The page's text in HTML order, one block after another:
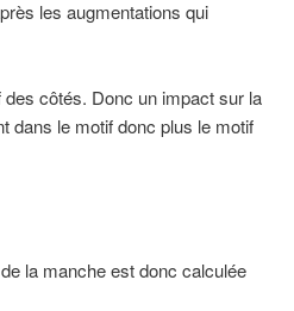
les augmentations qui
côtés. Donc un impact sur la
dans le motif donc plus le motif
la manche est donc calculée